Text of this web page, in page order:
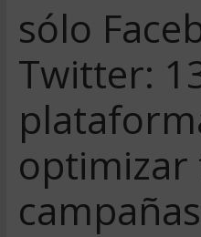
sólo
Twitter:
optimizar
campañas